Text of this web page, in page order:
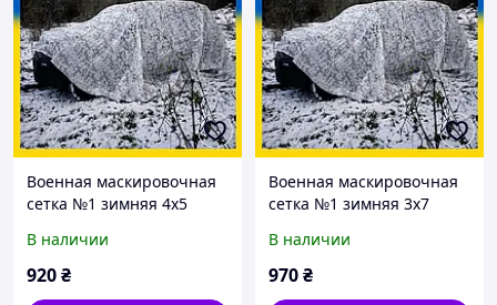
Военная маскировочная
сетка №1 зимняя 4х5
В наличии
920₴
Военная маскировочная
сетка №1 зимняя 3х7
В наличии
970₴